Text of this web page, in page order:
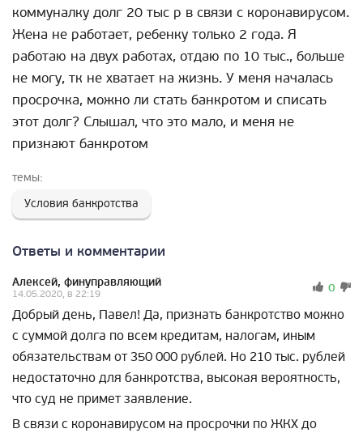
коммуналку долг 20 тыс р в связи с коронавирусом.
Жена не работает, ребенку только 2 года. Я
работаю на двух работах, отдаю по 10 тыс., больше
не могу, тк не хватает на жизнь. У меня началась
просрочка, можно ли стать банкротом и списать
этот долг? Слышал, что это мало, и меня не
признают банкротом
темы:
Условия банкротства
Ответы и комментарии
Алексей, финуправляющий
14.05.2020, в 22:19 0
Добрый день, Павел! Да, признать банкротство можно
с суммой долга по всем кредитам, налогам, иным
обязательствам от 350 000 рублей. Но 210 тыс. рублей
недостаточно для банкротства, высокая вероятность,
что суд не примет заявление.
В связи с коронавирусом на просрочки по ЖКХ до